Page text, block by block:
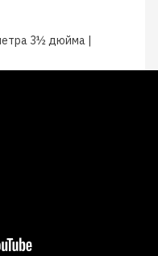
3½ дюйма |